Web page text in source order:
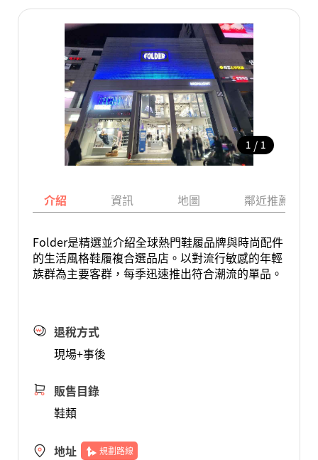
1 / 1
介紹 資訊 地圖 鄰近推薦景點
Folder是精選並介紹全球熱門鞋履品牌與時尚配件
的生活風格鞋履複合選品店。以對流行敏感的年輕
族群為主要客群，每季迅速推出符合潮流的單品。
退稅方式
現場+事後
販售目錄
鞋類
地址 規劃路線